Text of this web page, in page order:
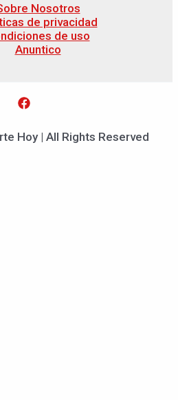
Nosotros
de privacidad
de uso
Anuntico
Hoy | All Rights Reserved